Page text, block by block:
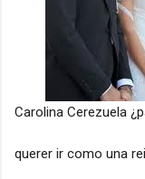
Carolina Cerezuela
querer ir como una